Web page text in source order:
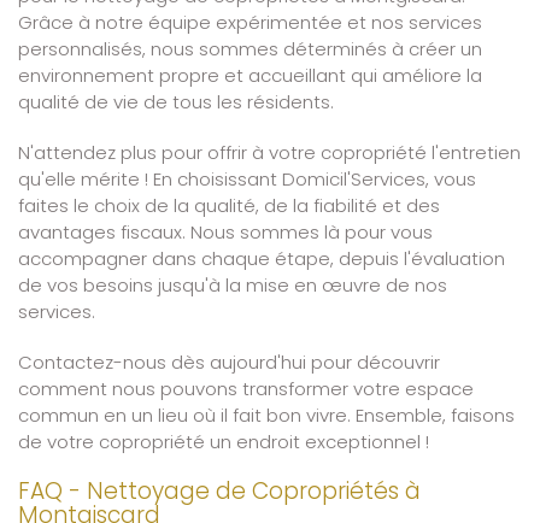
Grâce à notre équipe expérimentée et nos services
personnalisés, nous sommes déterminés à créer un
environnement propre et accueillant qui améliore la
qualité de vie de tous les résidents.
N'attendez plus pour offrir à votre copropriété l'entretien
qu'elle mérite ! En choisissant Domicil'Services, vous
faites le choix de la qualité, de la fiabilité et des
avantages fiscaux. Nous sommes là pour vous
accompagner dans chaque étape, depuis l'évaluation
de vos besoins jusqu'à la mise en œuvre de nos
services.
Contactez-nous dès aujourd'hui pour découvrir
comment nous pouvons transformer votre espace
commun en un lieu où il fait bon vivre. Ensemble, faisons
de votre copropriété un endroit exceptionnel !
FAQ - Nettoyage de Copropriétés à
Montgiscard